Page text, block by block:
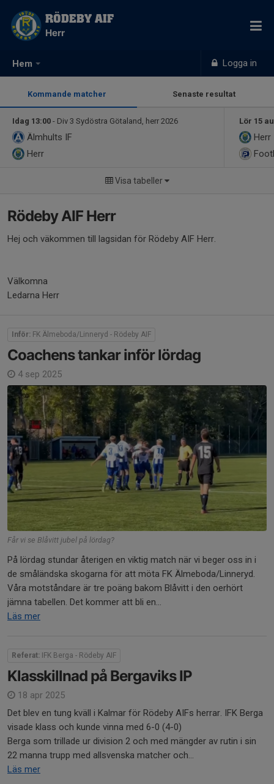
Hem Logga in
RÖDEBY AIF
Herr
Kommande matcher Senaste resultat
Idag 13:00 - Div 3 Sydöstra Götaland, herr 2026
Älmhults IF
Herr
Lör 15
Herr
Visa tabeller
Rödeby AIF Herr
Hej och väkommen till lagsidan för Rödeby AIF Herr.
Välkomna
Ledarna Herr
Inför: FK Älmeboda/Linneryd - Rödeby AIF
Coachens tankar inför lördag
4 sep 2025
Får vi se Blåvitt jubel på lördag?
På lördag stundar återigen en viktig match när vi beger oss in i
de småländska skogarna för att möta FK Älmeboda/Linneryd.
Våra motståndare är tre poäng bakom Blåvitt i den oerhört
jämna tabellen. Det kommer att bli en...
Läs mer
Referat: IFK Berga - Rödeby AIF
Klasskillnad på Bergaviks IP
18 apr 2025
Det blev en tung kväll i Kalmar för Rödeby AIFs herrar. IFK Berga
visade klass och kunde vinna med 6-0 (4-0)
Berga som trillade ur division 2 och med mängder av rutin i sin
22 manna trupp med allsvenska matcher och...
Läs mer